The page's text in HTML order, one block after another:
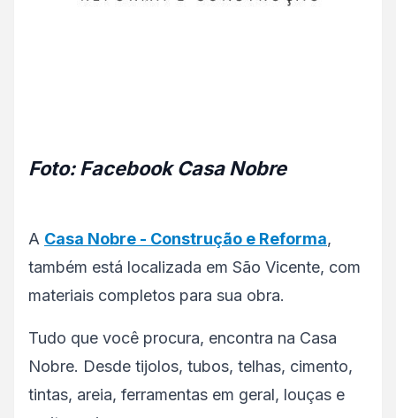
Foto: Facebook Casa Nobre
A Casa Nobre - Construção e Reforma,
também está localizada em São Vicente, com
materiais completos para sua obra.
Tudo que você procura, encontra na Casa
Nobre. Desde tijolos, tubos, telhas, cimento,
tintas, areia, ferramentas em geral, louças e